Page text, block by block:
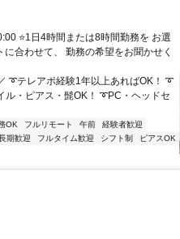
⭐1日4時間または8時間勤務を お選
合わせて、 勤務の希望をお聞かせく
➰テレアポ経験1年以上あればOK！ ➰
・ピアス・髭OK！ ➰PC・ヘッドセ
OK フルリモート 午前
経験者歓迎
期歓迎 フルタイム歓迎 シフト制
ピアスOK